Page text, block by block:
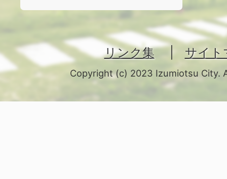
リンク集 サイト
Copyright (c) 2023 Izumiotsu City.